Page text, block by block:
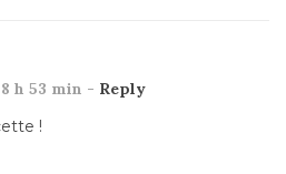
h 53 min - Reply
!